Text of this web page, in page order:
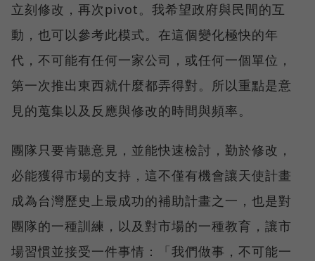
立刻修改，再次pivot。我希望政府與民間的互
動，也可以參考此模式。在這個變化極快的年
代，不可能有任何一家公司，或任何一個單位，
第一次推出東西就什麼都弄得對。所以重點是意
見的蒐集以及反應與修改的時間與頻率。
團隊只要肯聽意見，並能快速檢討，勤於修改，
必能獲得市場的支持，這不僅有機會讓天使計畫
成為台灣歷史上最成功的補助計畫之一，也是對
團隊的一種訓練，以及對市場的一種教育，讓市
場習慣並接受一件事情：「我們做事，不可能一